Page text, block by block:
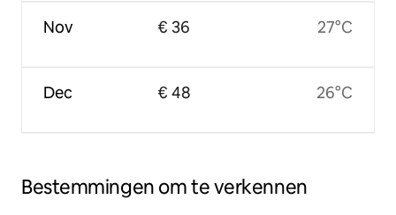
Nov
Dec
€ 36
€ 48
27°C
26°C
Bestemmingen om te verkennen